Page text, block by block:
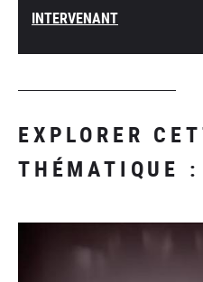
INTERVENANT
EXPLORER
THÉMATIQUE